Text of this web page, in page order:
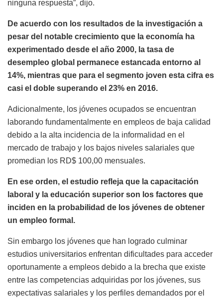
ninguna respuesta”, dijo.
De acuerdo con los resultados de la investigación a
pesar del notable crecimiento que la economía ha
experimentado desde el año 2000, la tasa de
desempleo global permanece estancada entorno al
14%, mientras que para el segmento joven esta cifra es
casi el doble superando el 23% en 2016.
Adicionalmente, los jóvenes ocupados se encuentran
laborando fundamentalmente en empleos de baja calidad
debido a la alta incidencia de la informalidad en el
mercado de trabajo y los bajos niveles salariales que
promedian los RD$ 100,00 mensuales.
En ese orden, el estudio refleja que la capacitación
laboral y la educación superior son los factores que
inciden en la probabilidad de los jóvenes de obtener
un empleo formal.
Sin embargo los jóvenes que han logrado culminar
estudios universitarios enfrentan dificultades para acceder
oportunamente a empleos debido a la brecha que existe
entre las competencias adquiridas por los jóvenes, sus
expectativas salariales y los perfiles demandados por el